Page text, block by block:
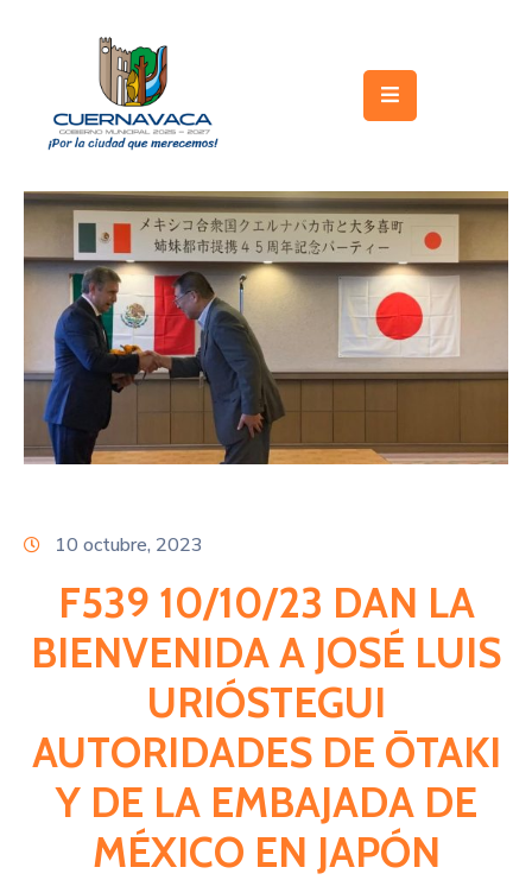
Gobierno
Turismo
Trámites
Servicios
Licitaciones
Transparencia
Citas10 octubre, 2023
F539 10/10/23 DAN LA
BIENVENIDA A JOSÉ LUIS
URIÓSTEGUI
AUTORIDADES DE ŌTAKI
Y DE LA EMBAJADA DE
MÉXICO EN JAPÓN